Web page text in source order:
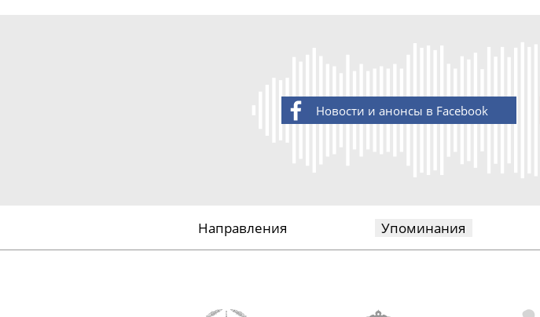
Новости и анонсы в Facebook
Направления Упоминания